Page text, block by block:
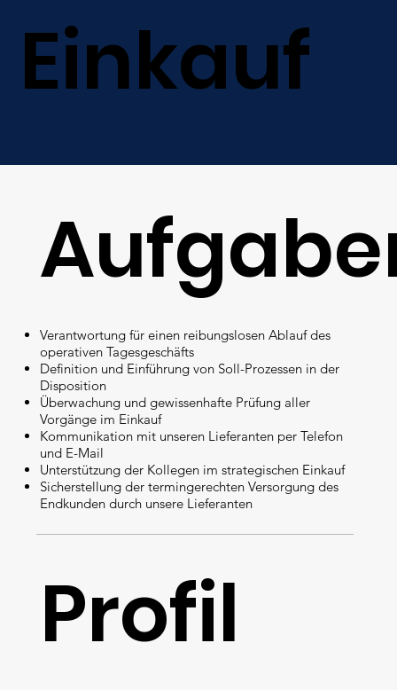
Einkauf
Verantwortung für einen reibungslosen Ablauf des
operativen Tagesgeschäfts
Definition und Einführung von Soll-Prozessen in der
Disposition
Überwachung und gewissenhafte Prüfung aller
Vorgänge im Einkauf
Kommunikation mit unseren Lieferanten per Telefon
und E-Mail
Unterstützung der Kollegen im strategischen Einkauf
Sicherstellung der termingerechten Versorgung des
Endkunden durch unsere Lieferanten
Profil